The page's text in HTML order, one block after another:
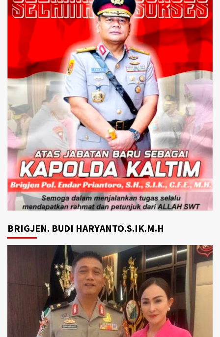
BRIGJEN. BUDI HARYANTO.S.IK.M.H